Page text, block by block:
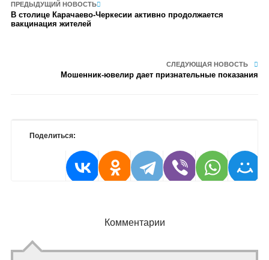
ПРЕДЫДУЩИЙ НОВОСТЬ
В столице Карачаево-Черкесии активно продолжается
вакцинация жителей
СЛЕДУЮЩАЯ НОВОСТЬ
Мошенник-ювелир дает признательные показания
Поделиться:
Комментарии